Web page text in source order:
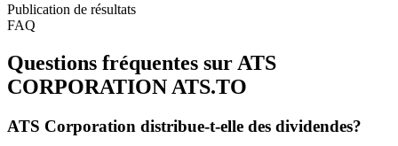
Publication de résultats
FAQ
Questions fréquentes sur ATS
CORPORATION ATS.TO
ATS Corporation distribue-t-elle des dividendes?